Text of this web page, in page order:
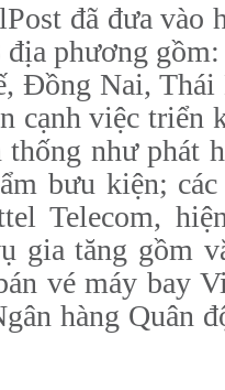
đã đưa vào
phương
Đồng Nai,
cạnh việc triển
như phát
bưu kiện;
Telecom,
gia tăng gồm
vé máy bay
hàng Quân